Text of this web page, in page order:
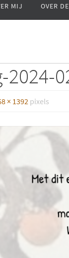
MIJ OVER
× 1392pixels